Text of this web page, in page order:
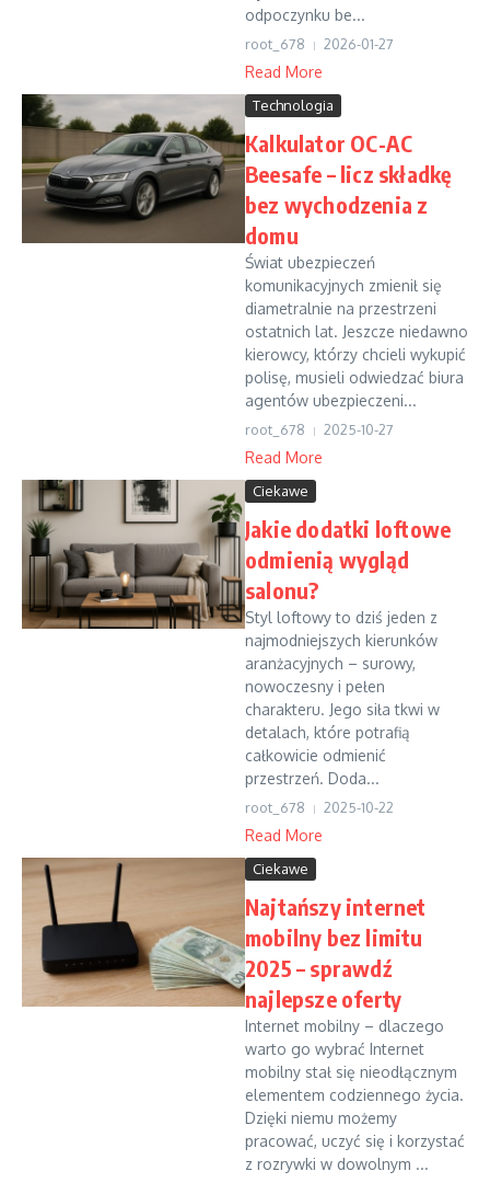
odpoczynku be...
root_678 2026-01-27
Read More
Technologia
Kalkulator OC-AC
Beesafe – licz składkę
bez wychodzenia z
domu
Świat ubezpieczeń
komunikacyjnych zmienił się
diametralnie na przestrzeni
ostatnich lat. Jeszcze niedawno
kierowcy, którzy chcieli wykupić
polisę, musieli odwiedzać biura
agentów ubezpieczeni...
root_678 2025-10-27
Read More
Ciekawe
Jakie dodatki loftowe
odmienią wygląd
salonu?
Styl loftowy to dziś jeden z
najmodniejszych kierunków
aranżacyjnych – surowy,
nowoczesny i pełen
charakteru. Jego siła tkwi w
detalach, które potrafią
całkowicie odmienić
przestrzeń. Doda...
root_678 2025-10-22
Read More
Ciekawe
Najtańszy internet
mobilny bez limitu
2025 – sprawdź
najlepsze oferty
Internet mobilny – dlaczego
warto go wybrać Internet
mobilny stał się nieodłącznym
elementem codziennego życia.
Dzięki niemu możemy
pracować, uczyć się i korzystać
z rozrywki w dowolnym ...